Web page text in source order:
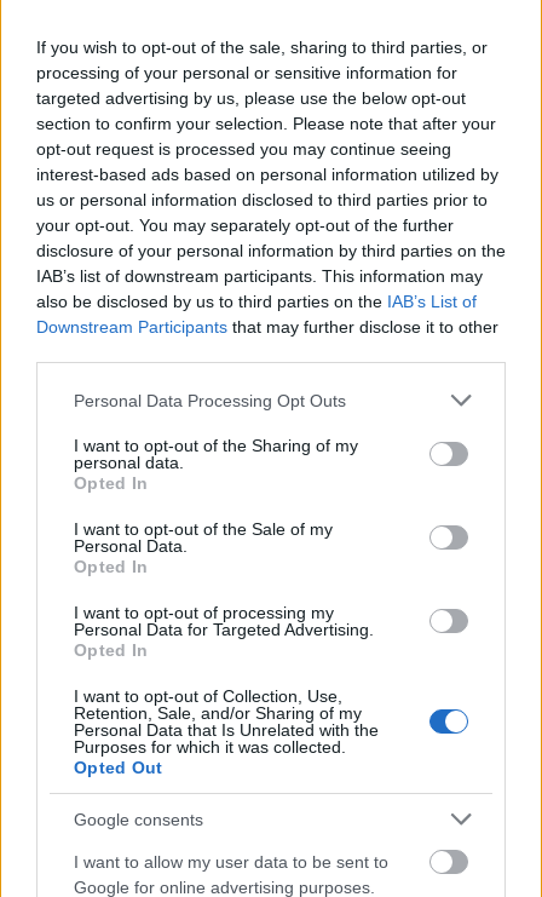
If you wish to opt-out of the sale, sharing to third parties, or
processing of your personal or sensitive information for
targeted advertising by us, please use the below opt-out
section to confirm your selection. Please note that after your
opt-out request is processed you may continue seeing
interest-based ads based on personal information utilized by
us or personal information disclosed to third parties prior to
your opt-out. You may separately opt-out of the further
disclosure of your personal information by third parties on the
IAB’s list of downstream participants. This information may
also be disclosed by us to third parties on the IAB’s List of
Downstream Participants that may further disclose it to other
Please note that this website/app uses one or more Google
not limited to your visit or usage behaviour. You may click to
grant or deny consent to Google and its third-party tags to
use your data for below specified purposes in below Google
consent section.
Personal Data Processing Opt Outs
I want to opt-out of the Sharing of my
personal data.
Opted In
I want to opt-out of the Sale of my
Personal Data.
Opted In
I want to opt-out of processing my
Personal Data for Targeted Advertising.
Opted In
I want to opt-out of Collection, Use,
Retention, Sale, and/or Sharing of my
Personal Data that Is Unrelated with the
Purposes for which it was collected.
Opted Out
Google consents
I want to allow my user data to be sent to
Google for online advertising purposes.
Νέες αποκαλύψεις για το φονικό στα Βορίζια: Το
Σοκαριστικές αποκαλύψεις έρχονται στη δημοσιότητα σχετικά με
το φονικό που συγκλόνισε τα Βορίζια.
Κρήτη στο «κόκκινο»: Καλάσνικοφ, 2.000 όπλα και